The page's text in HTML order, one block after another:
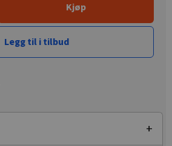
Kjøp
Legg til i tilbud